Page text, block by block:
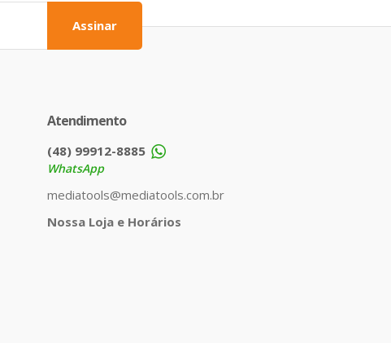
Assinar
Atendimento
(48) 99912-8885
WhatsApp
mediatools@mediatools.com.br
Nossa Loja e Horários